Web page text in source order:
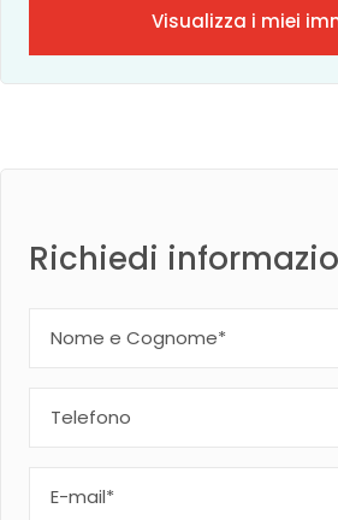
Visualizza i miei
Richiedi